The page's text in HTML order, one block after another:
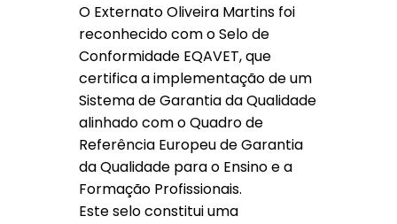
O Externato Oliveira Martins foi
reconhecido com o Selo de
Conformidade EQAVET, que
certifica a implementação de um
Sistema de Garantia da Qualidade
alinhado com o Quadro de
Referência Europeu de Garantia
da Qualidade para o Ensino e a
Formação Profissionais.
Este selo constitui uma